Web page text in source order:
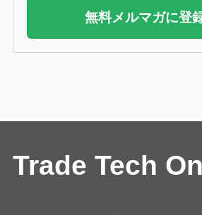
無料メルマガに登
Trade Tech